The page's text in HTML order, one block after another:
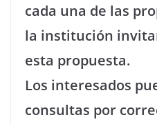
cada una de las
la institución
esta propuesta.
Los interesados
consultas por